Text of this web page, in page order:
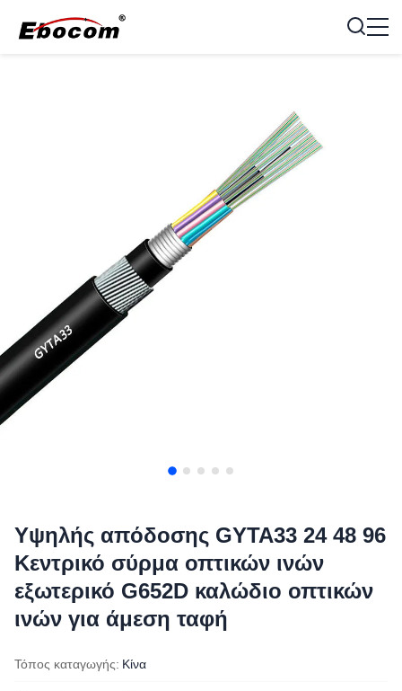
Υψηλής απόδοσης GYTA33 24 48 96
Κεντρικό σύρμα οπτικών ινών
εξωτερικό G652D καλώδιο οπτικών
ινών για άμεση ταφή
Τόπος καταγωγής: Κίνα